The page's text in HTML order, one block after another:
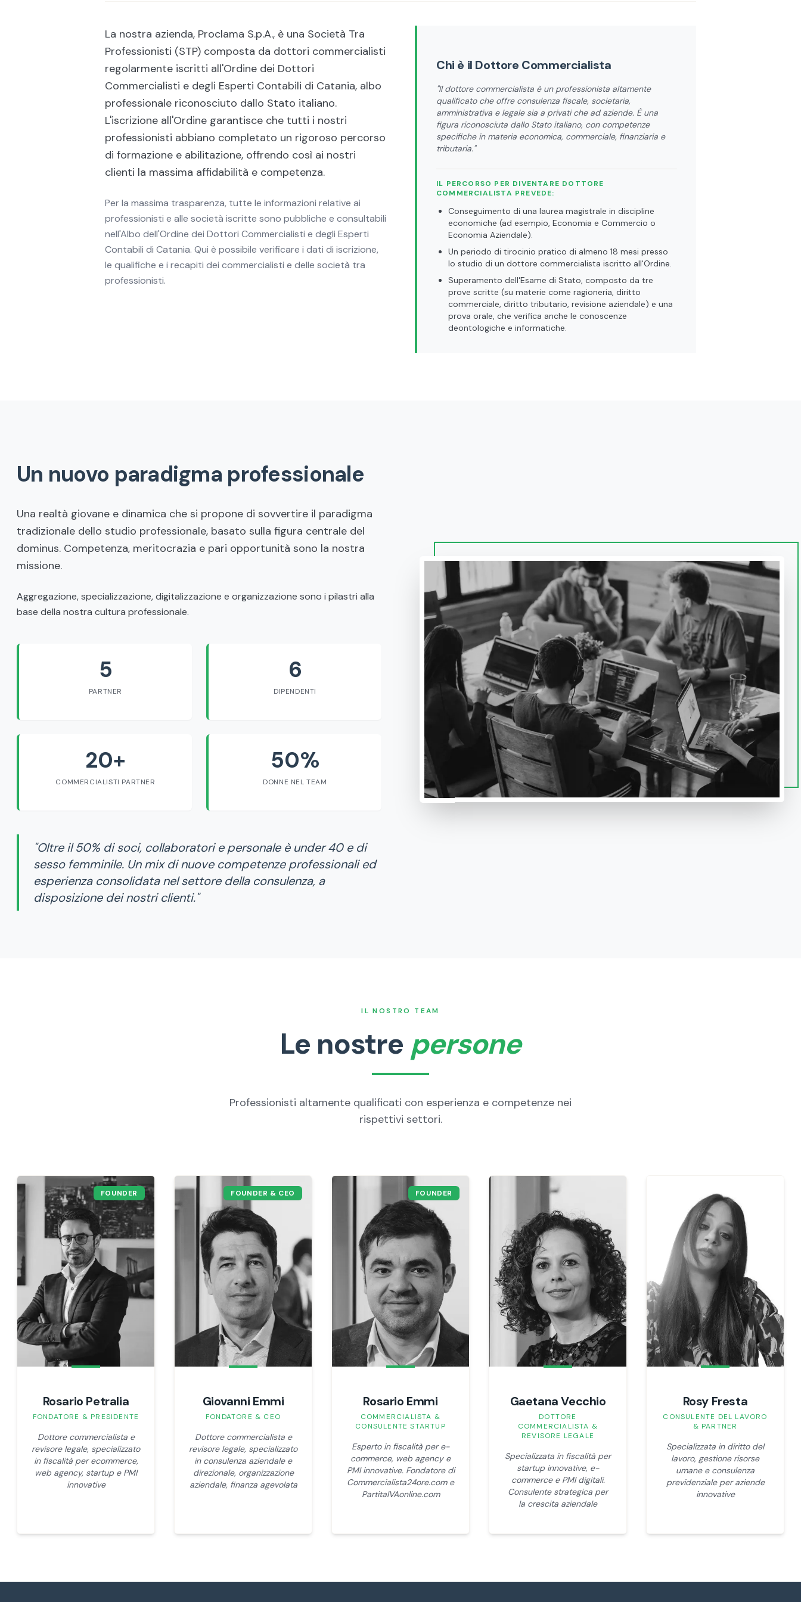
La nostra azienda, Proclama S.p.A., è una Società Tra
Professionisti (STP) composta da dottori commercialisti
regolarmente iscritti all'Ordine dei Dottori
Commercialisti e degli Esperti Contabili di Catania, albo
professionale riconosciuto dallo Stato italiano.
L'iscrizione all'Ordine garantisce che tutti i nostri
professionisti abbiano completato un rigoroso percorso
di formazione e abilitazione, offrendo così ai nostri
clienti la massima affidabilità e competenza.
Per la massima trasparenza, tutte le informazioni relative ai
professionisti e alle società iscritte sono pubbliche e consultabili
nell'Albo dell'Ordine dei Dottori Commercialisti e degli Esperti
Contabili di Catania. Qui è possibile verificare i dati di iscrizione,
le qualifiche e i recapiti dei commercialisti e delle società tra
professionisti.
Chi è il Dottore Commercialista
"Il dottore commercialista è un professionista altamente
qualificato che offre consulenza fiscale, societaria,
amministrativa e legale sia a privati che ad aziende. È una
figura riconosciuta dallo Stato italiano, con competenze
specifiche in materia economica, commerciale, finanziaria e
tributaria."
IL PERCORSO PER DIVENTARE DOTTORE
COMMERCIALISTA PREVEDE:
Conseguimento di una laurea magistrale in discipline
economiche (ad esempio, Economia e Commercio o
Economia Aziendale).
Un periodo di tirocinio pratico di almeno 18 mesi presso
lo studio di un dottore commercialista iscritto all'Ordine.
Superamento dell'Esame di Stato, composto da tre
prove scritte (su materie come ragioneria, diritto
commerciale, diritto tributario, revisione aziendale) e una
prova orale, che verifica anche le conoscenze
deontologiche e informatiche.
Un nuovo paradigma professionale
Una realtà giovane e dinamica che si propone di sovvertire il paradigma
tradizionale dello studio professionale, basato sulla figura centrale del
dominus. Competenza, meritocrazia e pari opportunità sono la nostra
missione.
Aggregazione, specializzazione, digitalizzazione e organizzazione sono i pilastri alla
base della nostra cultura professionale.
5
PARTNER
6
DIPENDENTI
20+
COMMERCIALISTI PARTNER
50%
DONNE NEL TEAM
"Oltre il 50% di soci, collaboratori e personale è under 40 e di
sesso femminile. Un mix di nuove competenze professionali ed
esperienza consolidata nel settore della consulenza, a
disposizione dei nostri clienti."
IL NOSTRO TEAM
Le nostre persone
Professionisti altamente qualificati con esperienza e competenze nei
rispettivi settori.
FOUNDER
Rosario Petralia
FONDATORE & PRESIDENTE
Dottore commercialista e
revisore legale, specializzato
in fiscalità per ecommerce,
web agency, startup e PMI
innovative
FOUNDER & CEO
Giovanni Emmi
FONDATORE & CEO
Dottore commercialista e
revisore legale, specializzato
in consulenza aziendale e
direzionale, organizzazione
aziendale, finanza agevolata
FOUNDER
Rosario Emmi
COMMERCIALISTA &
CONSULENTE STARTUP
Esperto in fiscalità per e-
commerce, web agency e
PMI innovative. Fondatore di
Commercialista24ore.com e
PartitaIVAonline.com
Gaetana Vecchio
DOTTORE
COMMERCIALISTA &
REVISORE LEGALE
Specializzata in fiscalità per
startup innovative, e-
commerce e PMI digitali.
Consulente strategica per
la crescita aziendale
Rosy Fresta
CONSULENTE DEL LAVORO
& PARTNER
Specializzata in diritto del
lavoro, gestione risorse
umane e consulenza
previdenziale per aziende
innovative